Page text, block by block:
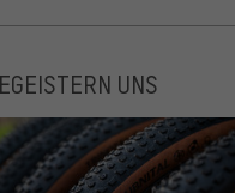
UNS